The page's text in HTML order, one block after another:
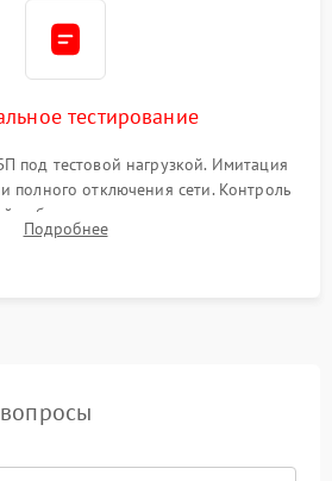
тестирование
под тестовой нагрузкой. Имитация
полного отключения сети. Контроль
работы, температурного режима и
формы выходного сигнала.
Подробнее